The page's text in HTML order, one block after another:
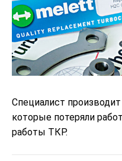
Специалист
которые потеряли
работы ТКР.